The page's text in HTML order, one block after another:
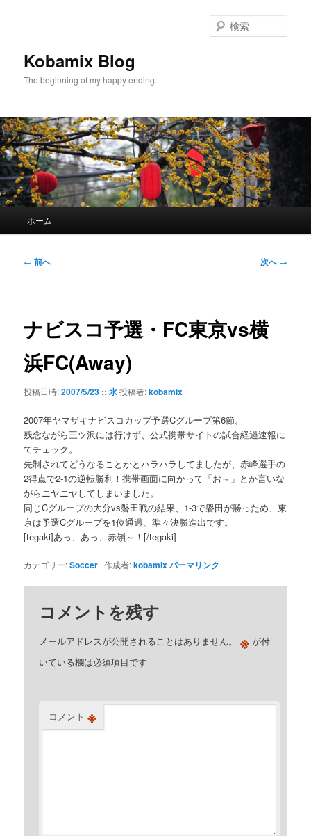
へ
移
動
Kobamix Blog
The beginning of my happy ending.
索
ホーム
投
ゲ
ー
ョ
ン
← 前へ 次へ→
ナビスコ予選・FC東京vs横
浜FC(Away)
投稿日時:2007/5/23 :: 水投稿者:kobamix
2007年ヤマザキナビスコカップ予選Cグループ第6節。
残念ながら三ツ沢には行けず、公式携帯サイトの試合経過速報に
てチェック。
先制されてどうなることかとハラハラしてましたが、赤峰選手の
2得点で2-1の逆転勝利！携帯画面に向かって「お～」とか言いな
がらニヤニヤしてしまいました。
同じCグループの大分vs磐田戦の結果、1-3で磐田が勝っため、東
京は予選Cグループを1位通過、準々決勝進出です。
[tegaki]あっ、あっ、赤嶺～！[/tegaki]
カテゴリー:Soccer 作成者:kobamixパーマリンク
コメントを残す
メールアドレスが公開されることはありません。 ※ が付
いている欄は必須項目です
コメント ※